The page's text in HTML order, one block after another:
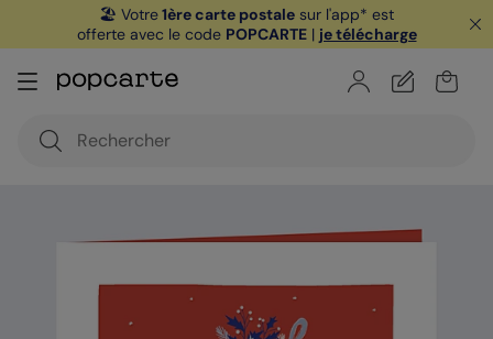
🏖️ Votre1ère carte postale sur l'app* est
offerte avec le code POPCARTE| je télécharge